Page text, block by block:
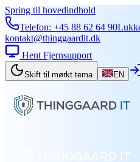
Spring til hovedindhold
Telefon: +45 88 62 64 90
kontakt@thinggaardit.dk
Hent Fjernsupport
Skift til mørkt tema EN